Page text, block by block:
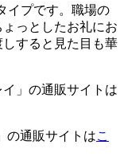
イプです。職場の
ょっとしたお礼にお
すると見た目も華
イ」の通販サイトは
の通販サイトはこ